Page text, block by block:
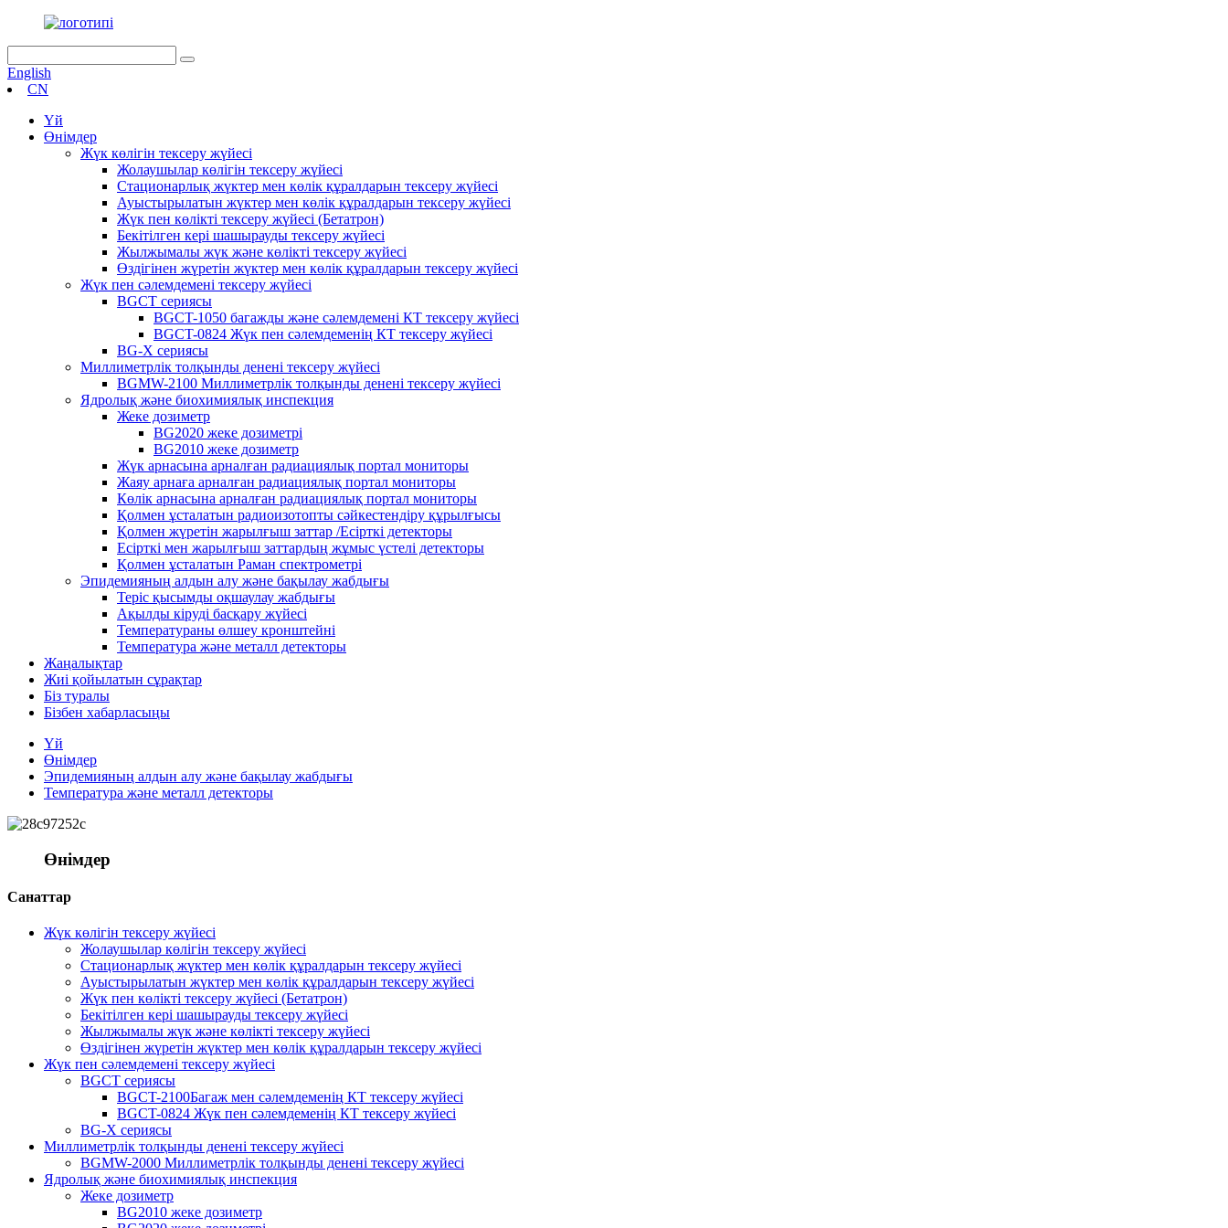
English
CN
Үй
Өнімдер
Жүк көлігін тексеру жүйесі
Жолаушылар көлігін тексеру жүйесі
Стационарлық жүктер мен көлік құралдарын тексеру жүйесі
Ауыстырылатын жүктер мен көлік құралдарын тексеру жүйесі
Жүк пен көлікті тексеру жүйесі (Бетатрон)
Бекітілген кері шашырауды тексеру жүйесі
Жылжымалы жүк және көлікті тексеру жүйесі
Өздігінен жүретін жүктер мен көлік құралдарын тексеру жүйесі
Жүк пен сәлемдемені тексеру жүйесі
BGCT сериясы
BGCT-1050 багажды және сәлемдемені КТ тексеру жүйесі
BGCT-0824 Жүк пен сәлемдеменің КТ тексеру жүйесі
BG-X сериясы
Миллиметрлік толқынды денені тексеру жүйесі
BGMW-2100 Миллиметрлік толқынды денені тексеру жүйесі
Ядролық және биохимиялық инспекция
Жеке дозиметр
BG2020 жеке дозиметрі
BG2010 жеке дозиметр
Жүк арнасына арналған радиациялық портал мониторы
Жаяу арнаға арналған радиациялық портал мониторы
Көлік арнасына арналған радиациялық портал мониторы
Қолмен ұсталатын радиоизотопты сәйкестендіру құрылғысы
Қолмен жүретін жарылғыш заттар /Есірткі детекторы
Есірткі мен жарылғыш заттардың жұмыс үстелі детекторы
Қолмен ұсталатын Раман спектрометрі
Эпидемияның алдын алу және бақылау жабдығы
Теріс қысымды оқшаулау жабдығы
Ақылды кіруді басқару жүйесі
Температураны өлшеу кронштейні
Температура және металл детекторы
Жаңалықтар
Жиі қойылатын сұрақтар
Біз туралы
Бізбен хабарласыңы
Үй
Өнімдер
Эпидемияның алдын алу және бақылау жабдығы
Температура және металл детекторы
Өнімдер
Санаттар
Жүк көлігін тексеру жүйесі
Жолаушылар көлігін тексеру жүйесі
Стационарлық жүктер мен көлік құралдарын тексеру жүйесі
Ауыстырылатын жүктер мен көлік құралдарын тексеру жүйесі
Жүк пен көлікті тексеру жүйесі (Бетатрон)
Бекітілген кері шашырауды тексеру жүйесі
Жылжымалы жүк және көлікті тексеру жүйесі
Өздігінен жүретін жүктер мен көлік құралдарын тексеру жүйесі
Жүк пен сәлемдемені тексеру жүйесі
BGCT сериясы
BGCT-2100Багаж мен сәлемдеменің КТ тексеру жүйесі
BGCT-0824 Жүк пен сәлемдеменің КТ тексеру жүйесі
BG-X сериясы
Миллиметрлік толқынды денені тексеру жүйесі
BGMW-2000 Миллиметрлік толқынды денені тексеру жүйесі
Ядролық және биохимиялық инспекция
Жеке дозиметр
BG2010 жеке дозиметр